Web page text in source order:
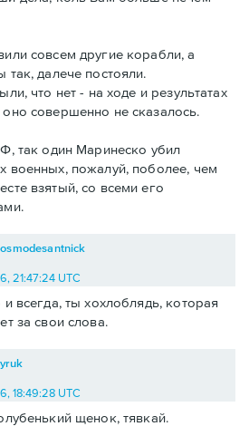
совсем другие корабли, а
так, далече постояли.
что нет - на ходе и результатах
совершенно не сказалось.
так один Маринеско убил
военных, пожалуй, поболее, чем
взятый, со всеми его
21:47:24 UTC
всегда, ты хохлоблядь, которая
за свои слова.
18:49:28 UTC
щенок, тявкай.